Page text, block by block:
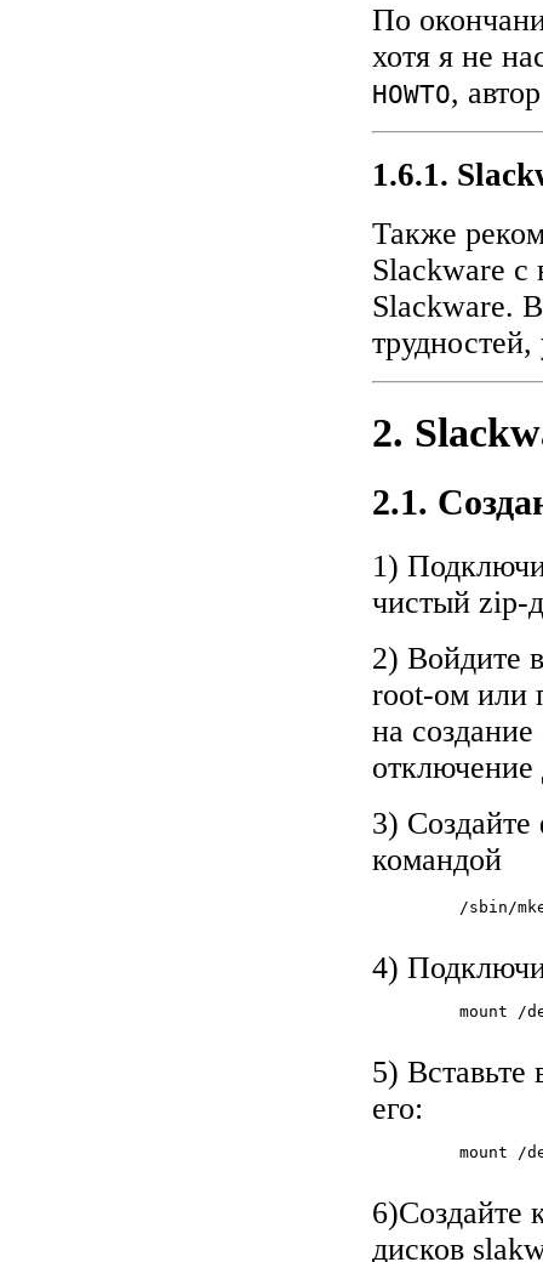
По
хотя я не
HOWTO,
1.6.1.
Также
Slackware с
Slackware.
2.
2.1.
1)
чистый zip-
2) Войдите
root-ом или
на
отключение
3)
командой
/sbin/
4)
mount /
5)
его:
mount /
6)Создайте
дисков